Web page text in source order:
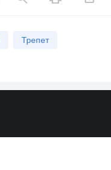
Трепет